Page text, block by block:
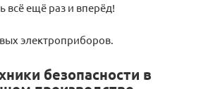
всё ещё раз и вперёд!
электроприборов.
безопасности в